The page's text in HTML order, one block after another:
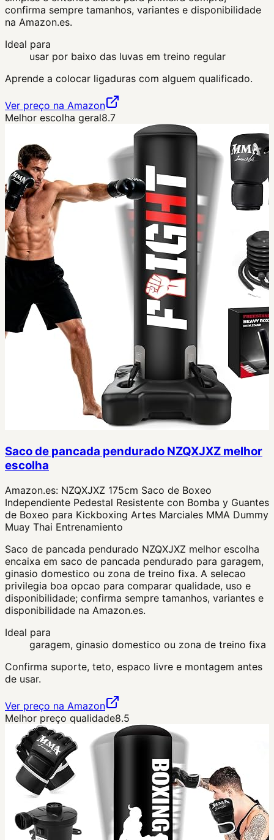
confirma sempre tamanhos, variantes e disponibilidade
na Amazon.es.
Ideal para
usar por baixo das luvas em treino regular
Aprende a colocar ligaduras com alguem qualificado.
Ver preço na Amazon
Melhor escolha geral8.7
Saco de pancada pendurado NZQXJXZ melhor
escolha
Amazon.es: NZQXJXZ 175cm Saco de Boxeo
Independiente Pedestal Resistente con Bomba y Guantes
de Boxeo para Kickboxing Artes Marciales MMA Dummy
Muay Thai Entrenamiento
Saco de pancada pendurado NZQXJXZ melhor escolha
encaixa em saco de pancada pendurado para garagem,
ginasio domestico ou zona de treino fixa. A selecao
privilegia boa opcao para comparar qualidade, uso e
disponibilidade; confirma sempre tamanhos, variantes e
disponibilidade na Amazon.es.
Ideal para
garagem, ginasio domestico ou zona de treino fixa
Confirma suporte, teto, espaco livre e montagem antes
de usar.
Ver preço na Amazon
Melhor preço qualidade8.5